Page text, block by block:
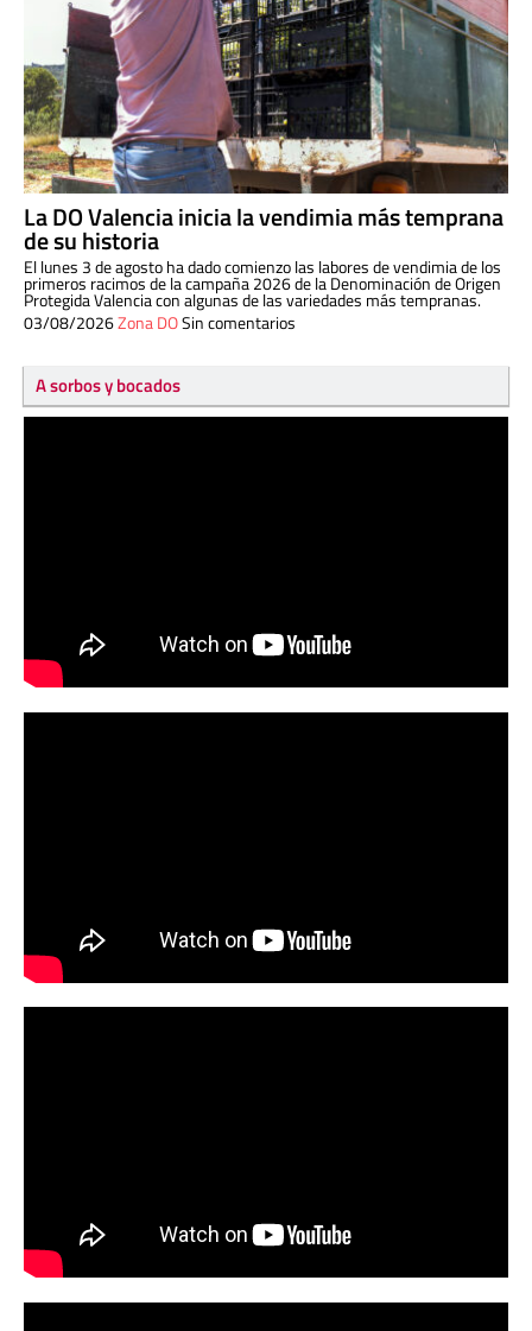
La DO Valencia inicia la vendimia más temprana
de su historia
El lunes 3 de agosto ha dado comienzo las labores de vendimia de los
primeros racimos de la campaña 2026 de la Denominación de Origen
Protegida Valencia con algunas de las variedades más tempranas.
03/08/2026Zona DOSin comentarios
A sorbos y bocados